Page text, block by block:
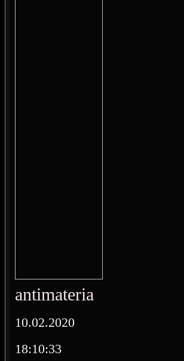
antimateria
10.02.2020
18:10:33